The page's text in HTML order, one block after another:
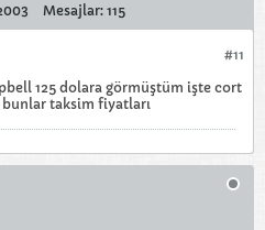
Mesajlar: 115
#11
125 dolara görmüştüm işte cort
taksim fiyatları